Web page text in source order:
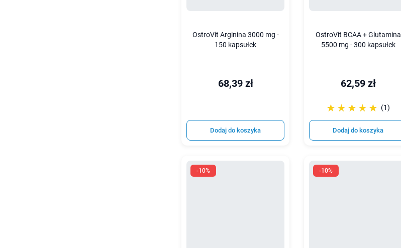
OstroVit Arginina 3000 mg -
150 kapsułek
68,39 zł
Dodaj do koszyka
OstroVit BCAA + Glutamina
5500 mg - 300 kapsułek
62,59 zł
☆☆☆☆☆
★★★★★ (1)
Dodaj do koszyka
-10% -10%